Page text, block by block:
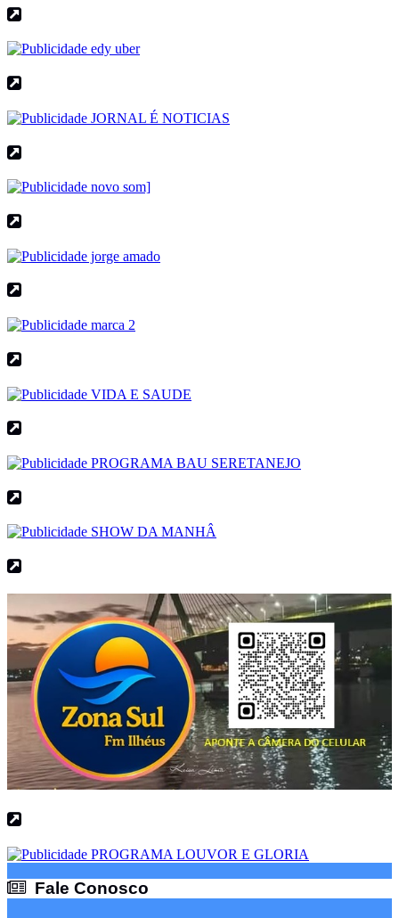
Fale Conosco